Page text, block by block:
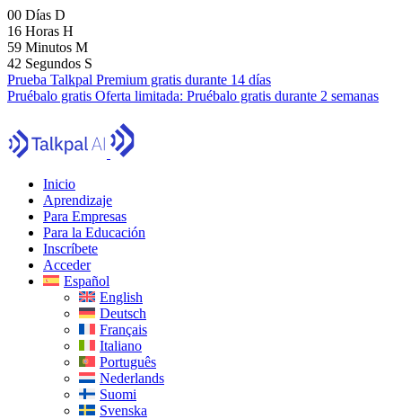
00 Días D
16 Horas H
59 Minutos M
41 Segundos S
Prueba Talkpal Premium gratis durante 14 días
Pruébalo gratis Oferta limitada: Pruébalo gratis durante 2 semanas
Inicio
Aprendizaje
Para Empresas
Para la Educación
Inscríbete
Acceder
Español
English
Deutsch
Français
Italiano
Português
Nederlands
Suomi
Svenska